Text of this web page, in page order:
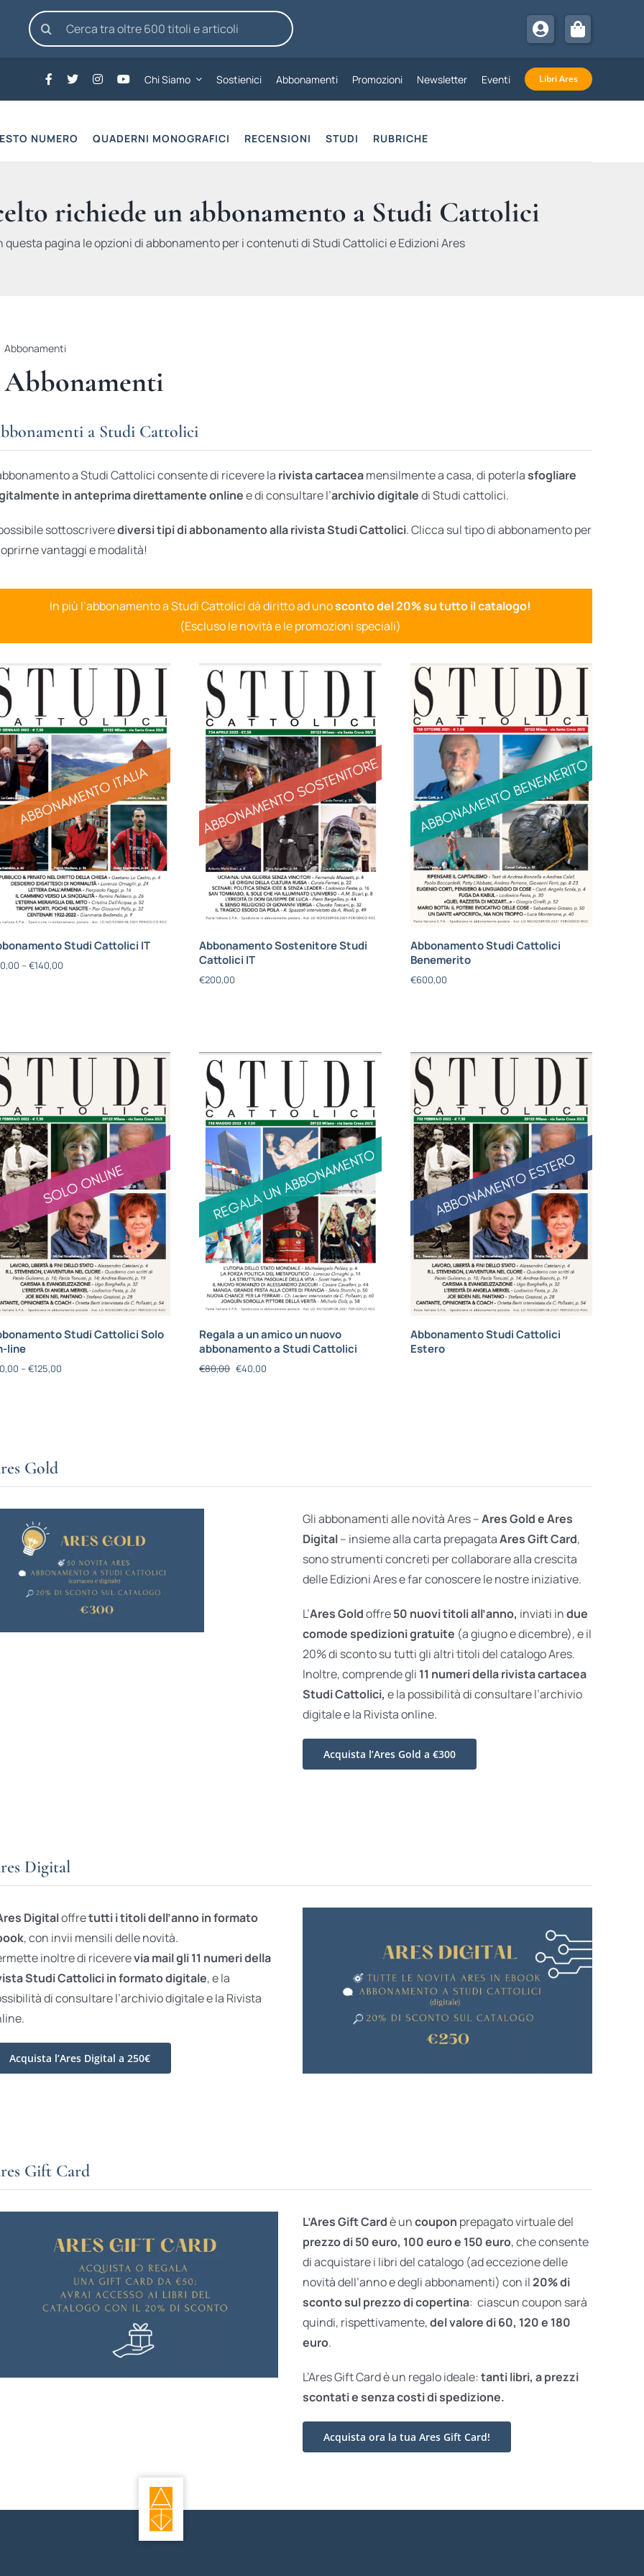
Cerca
per:
Chi Siamo Sostienici Abbonamenti Promozioni Newsletter Eventi Libri Ares
NUMERO QUADERNI MONOGRAFICI RECENSIONI STUDI RUBRICHE
richiede un abbonamento a Studi Cattolici
questa pagina le opzioni di abbonamento per i contenuti di Studi Cattolici e Edizioni Ares
Abbonamenti
Abbonamenti
a Studi Cattolici
a Studi Cattolici consente di ricevere la rivista cartaceamensilmente a casa, di poterlasfogliare
in anteprima direttamente onlinee di consultare l’archivio digitaledi Studi cattolici.
sottoscriverediversi tipi di abbonamento alla rivista Studi Cattolici. Clicca sul tipo di abbonamento per
vantaggi e modalità!
In più l’abbonamento a Studi Cattolici dà diritto ad unosconto del 20% su tutto il catalogo!
(Escluso le novità e le promozioni speciali)
Studi Cattolici IT
– €140,00
Abbonamento Sostenitore Studi
Cattolici IT
€200,00
Abbonamento Studi Cattolici
Benemerito
€600,00
Studi Cattolici Solo
line
– €125,00
Regala a un amico un nuovo
abbonamento a Studi Cattolici
€80,00 €40,00
Abbonamento Studi Cattolici
Estero
Gold
Gli abbonamenti alle novità Ares –Ares Gold e Ares
Digital– insieme alla carta prepagataAres Gift Card,
sono strumenti concreti per collaborare alla crescita
delle Edizioni Ares e far conoscere le nostre iniziative.
L’Ares Goldoffre50 nuovi titoli all’anno, inviati indue
comode spedizioni gratuite (a giugno e dicembre), e il
20% di sconto su tutti gli altri titoli del catalogo Ares.
Inoltre, comprende gli 11 numeri della rivista cartacea
Studi Cattolici, e la possibilità di consultare l’archivio
digitale e la Rivista online.
Acquista l’Ares Gold a €300
Digital
Digitaloffretutti i titoli dell’anno in formato
, con invii mensili delle novità.
inoltre di riceverevia mail gli 11 numeri della
Studi Cattolici in formato digitale, e la
di consultare l’archivio digitale e la Rivista
Acquista l’Ares Digital a 250€
Gift Card
L’Ares Gift Cardè uncoupon prepagato virtuale del
prezzo di 50 euro, 100 euro e 150 euro, che consente
di acquistare i libri del catalogo (ad eccezione delle
novità dell’anno e degli abbonamenti) con il20% di
sconto sul prezzo di copertina: ciascun coupon sarà
quindi, rispettivamente,del valore di 60, 120 e 180
euro.
L’Ares Gift Card è un regalo ideale: tanti libri, a prezzi
scontati esenza costi di spedizione.
Acquista ora la tua Ares Gift Card!